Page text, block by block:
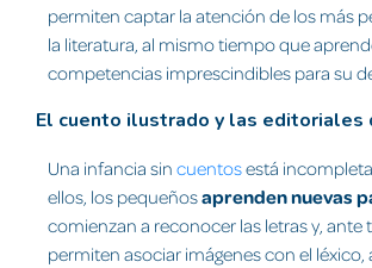
permiten captar la atención de los más
la literatura, al mismo tiempo que
competencias imprescindibles para su
El cuento ilustrado y las editoriales
Una infancia sin cuentosestá
ellos, los pequeñosaprenden nuevas
comienzan a reconocer las letras y, ante
permiten asociar imágenes con el